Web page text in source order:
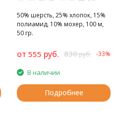
50% шерсть, 25% хлопок, 15%
полиамид, 10% мохер, 100 м,
50 гр.
от 555 руб. 830руб. -33%
В наличии
Подробнее